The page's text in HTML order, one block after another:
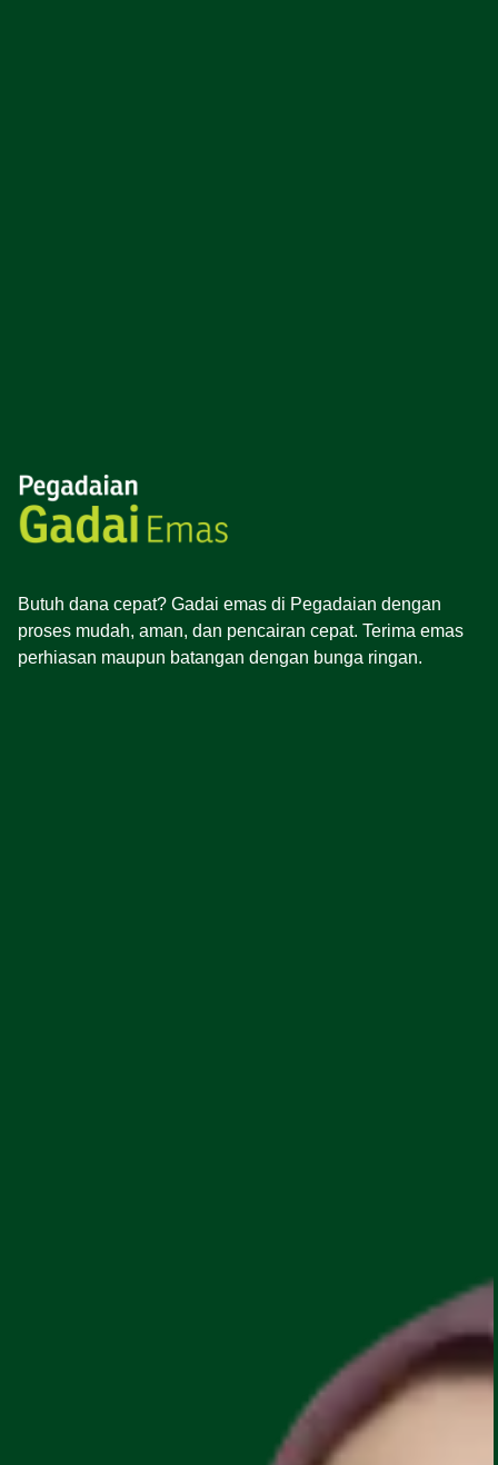
Butuh dana cepat? Gadai emas di Pegadaian dengan
proses mudah, aman, dan pencairan cepat. Terima emas
perhiasan maupun batangan dengan bunga ringan.